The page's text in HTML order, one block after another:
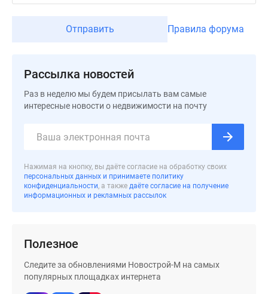
Машино-
Апартаменты
#траншевая
ипотека
ипотека
скидками
Отправить Правила форума
Рассылка новостей
Раз в неделю мы будем присылать вам самые
интересные новости о недвижимости на почту
Нажимая на кнопку, вы даёте согласие на обработку своих
персональных данных и принимаете политику
конфиденциальности, а также даёте согласие на получение
информационных и рекламных рассылок
Полезное
Следите за обновлениями Новострой-М на самых
популярных площадках интернета